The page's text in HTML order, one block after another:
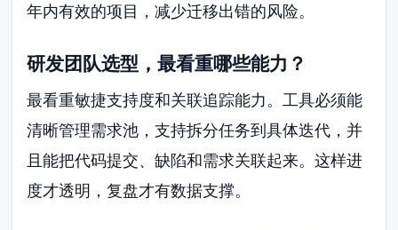
年内有效的项目，减少迁移出错的风险。
研发团队选型，最看重哪些能力？
最看重敏捷支持度和关联追踪能力。工具必须能
清晰管理需求池，支持拆分任务到具体迭代，并
且能把代码提交、缺陷和需求关联起来。这样进
度才透明，复盘才有数据支撑。